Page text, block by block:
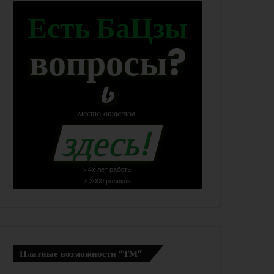
Есть БаЦзы
вопросы?
место ответов
здесь!
> 3000 роликов
> 4х лет работы
Платные возможности “ТМ”